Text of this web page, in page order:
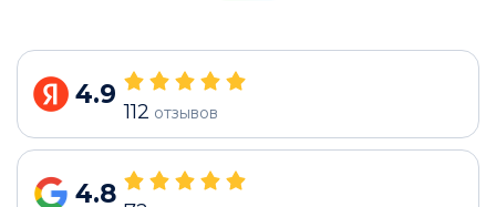
4.9
112 отзывов
4.8